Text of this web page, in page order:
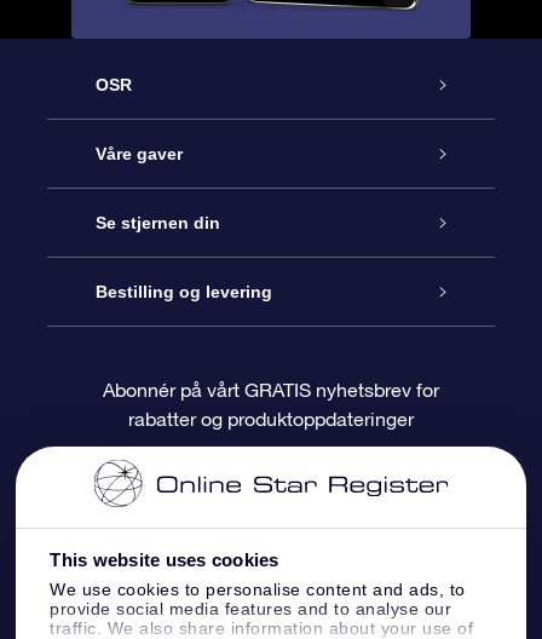
This website uses cookies
We use cookies to personalise content and ads, to
provide social media features and to analyse our
traffic. We also share information about your use of
OSR
Kundeservice
Kontakt oss
Bloggen
Anmeldelser
Våre gaver
Online Stjernegave
OSR Gavepakke
OSR-gavekortet
Bedriftsgaver
Se stjernen din
Star Register
Pesontilpasset stjerneside
One Million Stars
OSR Starsaver
Fly me to the Stars VR-app
Bestilling og levering
Betalingsinformasjon
Fraktinformasjon
Returpolicy
Stjernebildene
Abonnér på vårt GRATIS nyhetsbrev for
rabatter og produktoppdateringer